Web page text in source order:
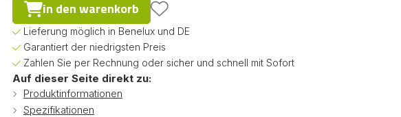
in den warenkorb
Lieferung möglich in Benelux und DE
Garantiert der niedrigsten Preis
Zahlen Sie per Rechnung oder sicher und schnell mit Sofort
Auf dieser Seite direkt zu:
Produktinformationen
Spezifikationen